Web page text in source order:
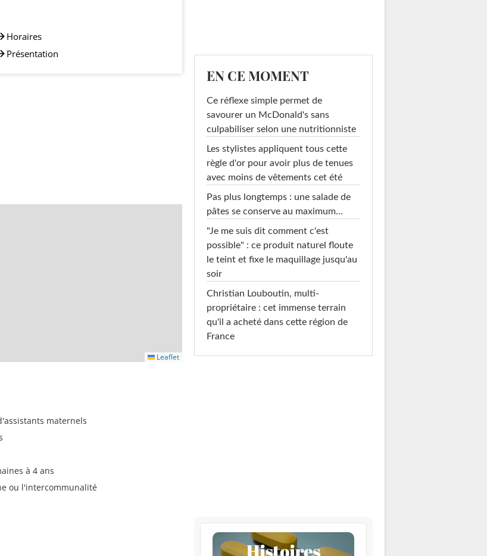
Horaires
Présentation
Leaflet
maternels
à 4 ans
ou l'intercommunalité
EN CE MOMENT
Ce réflexe simple permet de
savourer un McDonald's sans
culpabiliser selon une nutritionniste
Les stylistes appliquent tous cette
règle d'or pour avoir plus de tenues
avec moins de vêtements cet été
Pas plus longtemps : une salade de
pâtes se conserve au maximum...
"Je me suis dit comment c'est
possible" : ce produit naturel floute
le teint et fixe le maquillage jusqu'au
soir
Christian Louboutin, multi-
propriétaire : cet immense terrain
qu'il a acheté dans cette région de
France